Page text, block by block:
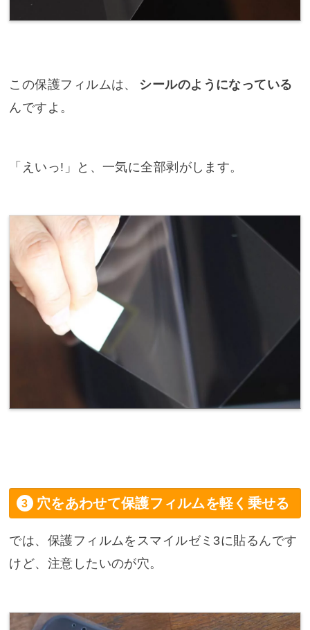
この保護フィルムは、
シールのようになっている
んですよ。
「えいっ!」と、一気に全部剥がします。
穴をあわせて保護フィルムを軽く乗せる
では、保護フィルムをスマイルゼミ3に貼るんです
けど、注意したいのが穴。